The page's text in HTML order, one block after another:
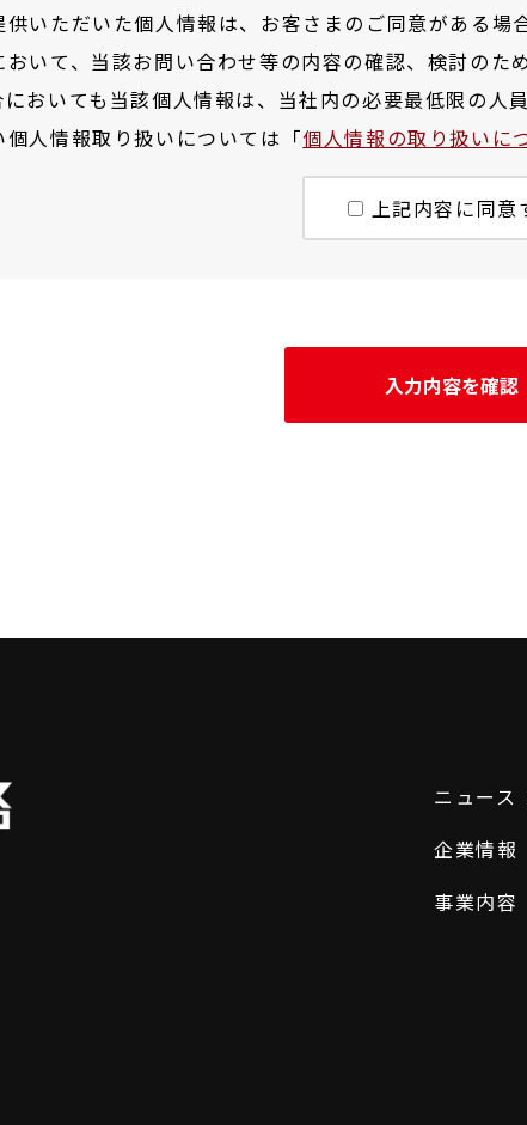
いただいた個人情報は、お客さまのご同意がある場
おいて、当該お問い合わせ等の内容の確認、検討の
おいても当該個人情報は、当社内の必要最低限の人
人情報取り扱いについては「個人情報の取り扱いに
上記内容に同意
入力内容を確認
ニュース
企業情報
事業内容